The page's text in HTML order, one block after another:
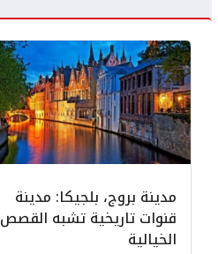
مدينة بروج، بلجيكا: مدينة
قنوات تاريخية تشبه القصص
الخيالية